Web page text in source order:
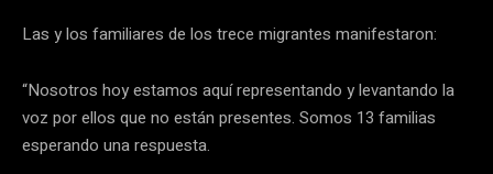
Las y los familiares de los trece migrantes manifestaron:
“Nosotros hoy estamos aquí representando y levantando la
voz por ellos que no están presentes. Somos 13 familias
esperando una respuesta.